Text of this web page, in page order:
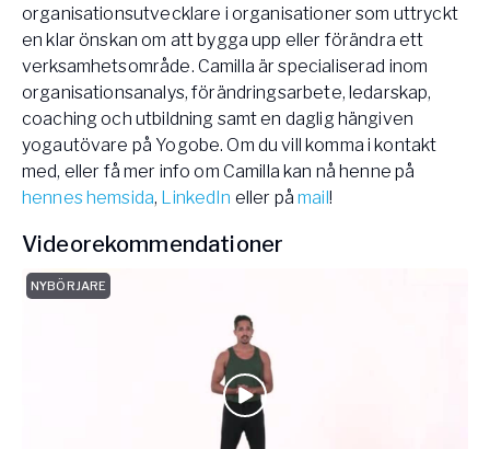
organisationsutvecklare i organisationer som uttryckt
en klar önskan om att bygga upp eller förändra ett
verksamhetsområde. Camilla är specialiserad inom
organisationsanalys, förändringsarbete, ledarskap,
coaching och utbildning samt en daglig hängiven
yogautövare på Yogobe. Om du vill komma i kontakt
med, eller få mer info om Camilla kan nå henne på
hennes hemsida, LinkedIn eller påmail !
Videorekommendationer
NYBÖRJARE